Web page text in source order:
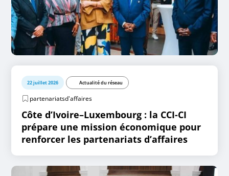
22 juillet 2026 Actualité du réseau
partenariatsd'affaires
Côte d’Ivoire–Luxembourg : la CCI-CI
prépare une mission économique pour
renforcer les partenariats d’affaires